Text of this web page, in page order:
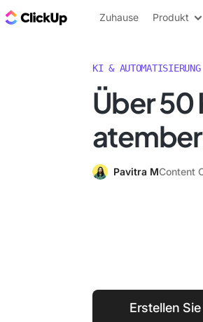
ClickUp Blog
Zuhause Produkt
KI & AUTOMATISIERUNG
Über
Pavitra MContent
Erstellen